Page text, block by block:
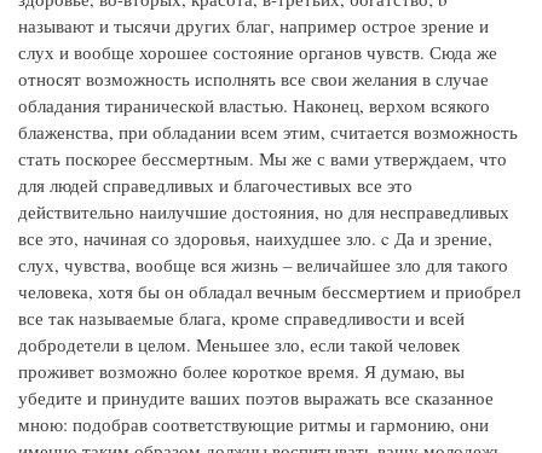
называют и тысячи других благ, например острое зрение и
слух и вообще хорошее состояние органов чувств. Сюда же
относят возможность исполнять все свои желания в случае
обладания тиранической властью. Наконец, верхом всякого
блаженства, при обладании всем этим, считается возможность
стать поскорее бессмертным. Мы же с вами утверждаем, что
для людей справедливых и благочестивых все это
действительно наилучшие достояния, но для несправедливых
все это, начиная со здоровья, наихудшее зло. c Да и зрение,
слух, чувства, вообще вся жизнь – величайшее зло для такого
человека, хотя бы он обладал вечным бессмертием и приобрел
все так называемые блага, кроме справедливости и всей
добродетели в целом. Меньшее зло, если такой человек
проживет возможно более короткое время. Я думаю, вы
убедите и принудите ваших поэтов выражать все сказанное
мною: подобрав соответствующие ритмы и гармонию, они